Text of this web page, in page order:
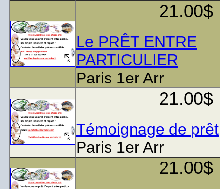
21.00$
Le PRÊT ENTRE
PARTICULIER
Paris 1er Arr
21.00$
Témoignage de prêt
Paris 1er Arr
21.00$